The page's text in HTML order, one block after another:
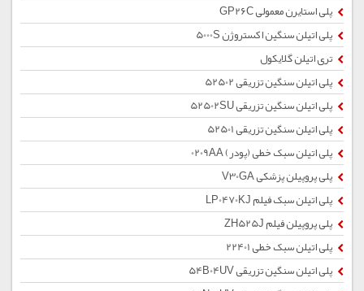
پلی استایرن معمولی GP26C
پلی اتیلن سنگین اکستروژن 5000S
تری اتیلن گلایکول
پلی اتیلن سنگین تزریقی 52502
پلی اتیلن سنگین تزریقی 52502SU
پلی اتیلن سنگین تزریقی 52501
پلی اتیلن سبک خطی (پودر) 0209AA
پلی پروپیلن پزشکی V30GA
پلی اتیلن سبک فیلم LP0470KJ
پلی پروپیلن فیلم ZH525J
پلی اتیلن سبک خطی 22401
پلی اتیلن سنگین تزریقی 54B04UV